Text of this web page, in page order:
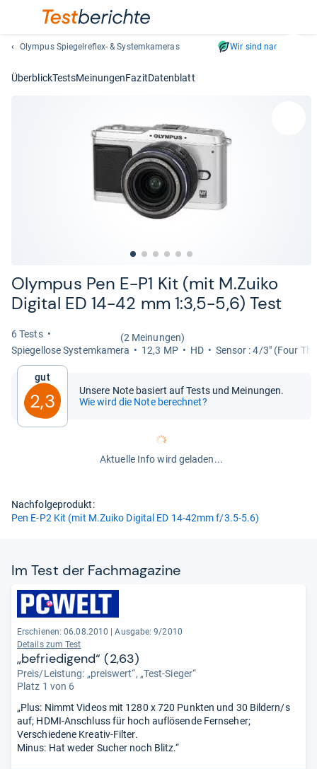
den
Olympus Spiegelreflex- & Systemkameras Wir sind nachhaltig
ÜberblickTestsMeinungenFazitDatenblatt
Olym­pus Pen E-​P1 Kit (mit M.Zuiko
Digi­tal ED 14-​42 mm 1:3,5-​5,6) Test
6 Tests
(2 Meinungen)
Spie­gel­lose Sys­tem­ka­mera
12,3 MP HD Sen­sor : 4/3" (Four
Gut
2,3
Unsere Note basiert auf Tests und Meinungen.
Wie wird die Note berechnet?
Aktuelle Info wird geladen...
Nachfolgeprodukt:
Pen E-P2 Kit (mit M.Zuiko Digital ED 14-42mm f/3.5-5.6)
Im Test der Fach­ma­ga­zine
Erschienen: 06.08.2010
Ausgabe: 9/2010
Details zum Test
„befriedigend“ (2,63)
Preis/Leistung: „preiswert“, „Test-Sieger“
Platz 1 von 6
„Plus: Nimmt Videos mit 1280 x 720 Punkten und 30 Bildern/s
auf; HDMI-Anschluss für hoch auflösende Fernseher;
Verschiedene Kreativ-Filter.
Minus: Hat weder Sucher noch Blitz.“